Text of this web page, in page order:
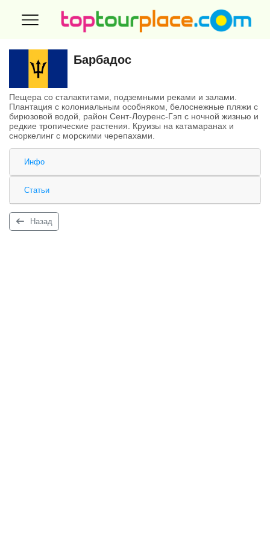
Барбадос
Пещера со сталактитами, подземными реками и залами.
Плантация с колониальным особняком, белоснежные пляжи с
бирюзовой водой, район Сент-Лоуренс-Гэп с ночной жизнью и
редкие тропические растения. Круизы на катамаранах и
сноркелинг с морскими черепахами.
Инфо
Статьи
Назад